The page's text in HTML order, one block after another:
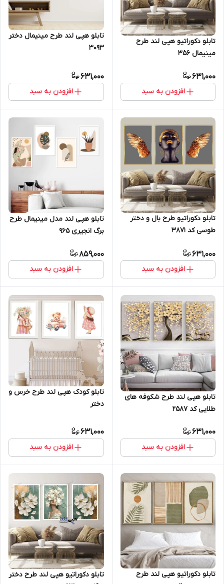
تابلو دکوراتیو هپی لند طرح
مینیمال 356
631,000
افزودن به سبد
تابلو هپی لند طرح مینیمال دختر
3093
631,000
افزودن به سبد
تابلو دکوراتیو طرح بال و دختر
طوسی کد 3871
631,000
افزودن به سبد
تابلو هپی لند مدل مینیمال طرح
برگ انجیری 965
859,000
افزودن به سبد
تابلو هپی لند طرح شکوفه های
طلایی کد 2587
631,000
افزودن به سبد
تابلو کودک هپی لند طرح خرس و
دختر
631,000
افزودن به سبد
تابلو دکوراتیو هپی لند طرح
تابلو دکوراتیو هپی لند طرح دختر